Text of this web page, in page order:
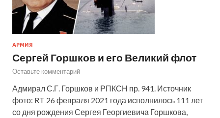
АРМИЯ
Сергей Горшков и его Великий флот
Оставьте комментарий
Адмирал С.Г. Горшков и РПКСН пр. 941. Источник
фото: RT 26 февраля 2021 года исполнилось 111 лет
со дня рождения Сергея Георгиевича Горшкова,